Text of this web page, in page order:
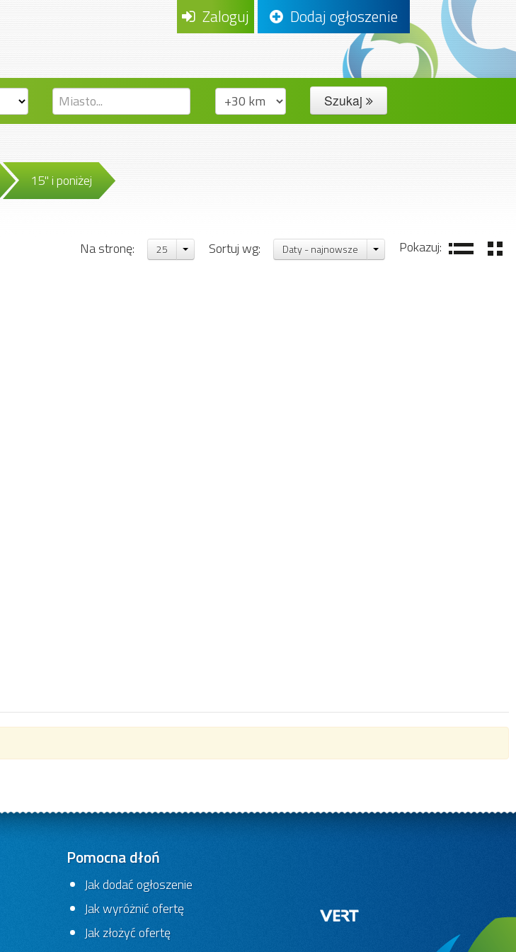
Zaloguj Dodaj ogłoszenie
Szukaj
15" i poniżej
Pokazuj:
Sortuj wg: Daty - najnowsze
Na stronę: 25
Pomocna dłoń
Jak dodać ogłoszenie
Jak wyróżnić ofertę
Jak złożyć ofertę